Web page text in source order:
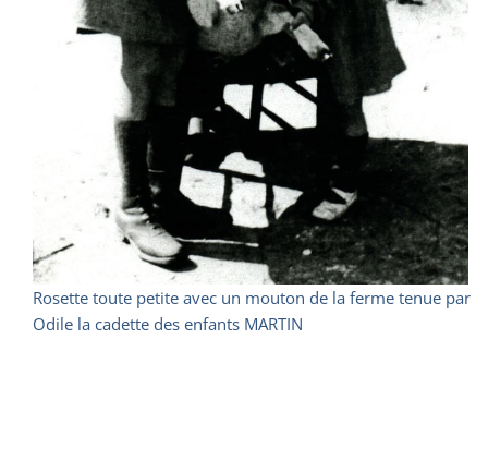
Rosette toute petite avec un mouton de la ferme tenue par
Odile la cadette des enfants MARTIN